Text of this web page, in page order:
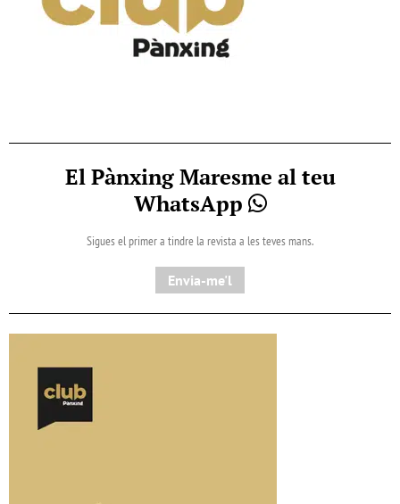
El Pànxing Maresme al teu
WhatsApp
Sigues el primer a tindre la revista a les teves mans.
Envia-me'l